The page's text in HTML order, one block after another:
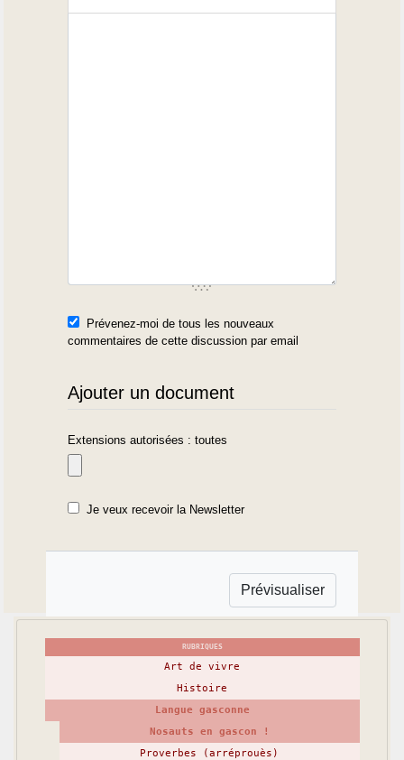
Prévenez-moi de tous les nouveaux
commentaires de cette discussion par email
Ajouter un document
Extensions autorisées : toutes
Je veux recevoir la Newsletter
RUBRIQUES
Art de vivre
Histoire
Langue gasconne
Nosauts en gascon !
Proverbes (arréprouès)